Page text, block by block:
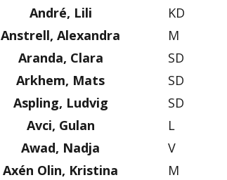
André, Lili
KD
Anstrell, Alexandra
M
Aranda, Clara
SD
Arkhem, Mats
SD
Aspling, Ludvig
SD
Avci, Gulan
L
Awad, Nadja
V
Axén Olin, Kristina
M